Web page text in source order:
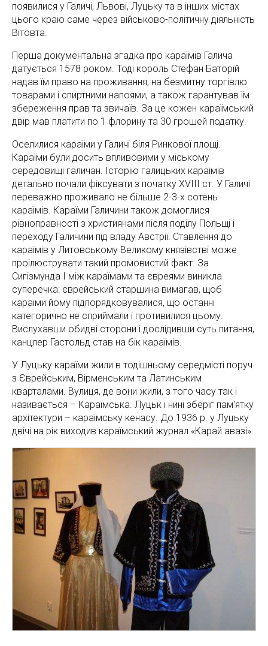
появилися у Галичі, Львові, Луцьку та в інших містах
цього краю саме через військово-політичну діяльність
Вітовта.
Перша документальна згадка про караїмів Галича
датується 1578 роком. Тоді король Стефан Баторій
надав їм право на проживання, на безмитну торгівлю
товарами і спиртними напоями, а також гарантував їм
збереження прав та звичаїв. За це кожен кapaїмський
двір мав платити по 1 флорину та 30 грошей податку.
Оселилися караїми у Галичі біля Ринкової площі.
Караїми були досить впливовими у міському
середовищі галичан. Історію галицьких караїмів
детально почали фіксувати з початку ХVIII ст. У Галичі
переважно проживало не більше 2-3-х сотень
караїмів. Караїми Галичини також домоглися
рівноправності з християнами після поділу Польщі і
переходу Галичини під владу Австрії. Ставлення до
караїмів у Литовському Великому князівстві може
проілюструвати такий промовистий факт. За
Сигізмунда І між караїмами та євреями виникла
суперечка: єврейський старшина вимагав, щоб
караїми йому підпорядковувалися, що останні
категорично не сприймали і противилися цьому.
Вислухавши обидві сторони і дослідивши суть питання,
канцлер Гастольд став на бік караїмів.
У Луцьку караїми жили в тодішньому середмісті поруч
з Єврейським, Вірменським та Латинським
кварталами. Вулиця, де вони жили, з того часу так і
називається – Караїмська. Луцьк і нині зберіг пам'ятку
архітектури – караїмську кенасу. До 1936 р. у Луцьку
двічі на рік виходив караїмський журнал «Карай авазі».